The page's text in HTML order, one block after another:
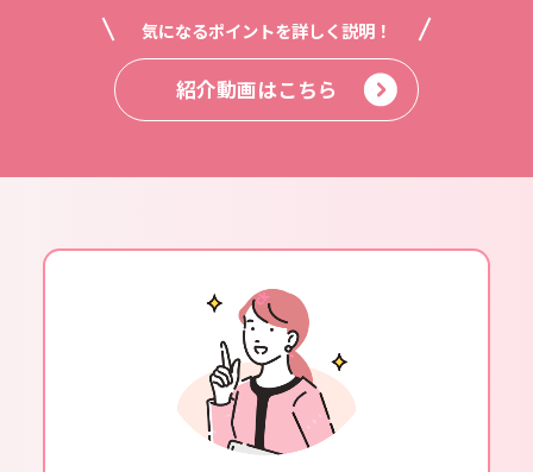
気になるポイントを詳しく説明！
紹介動画はこちら